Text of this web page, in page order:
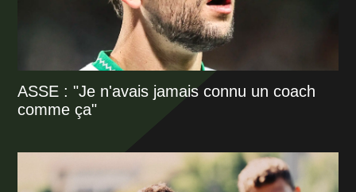
ASSE : "Je n'avais jamais connu un coach
comme ça"